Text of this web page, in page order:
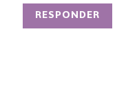
RESPONDER